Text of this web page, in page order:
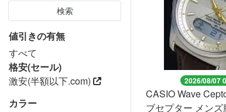
検索
値引きの有無
すべて
格安(セール)
激安(半額以下.com)
カラー
2026/08/07
CASIO Wave
ブセプター メン